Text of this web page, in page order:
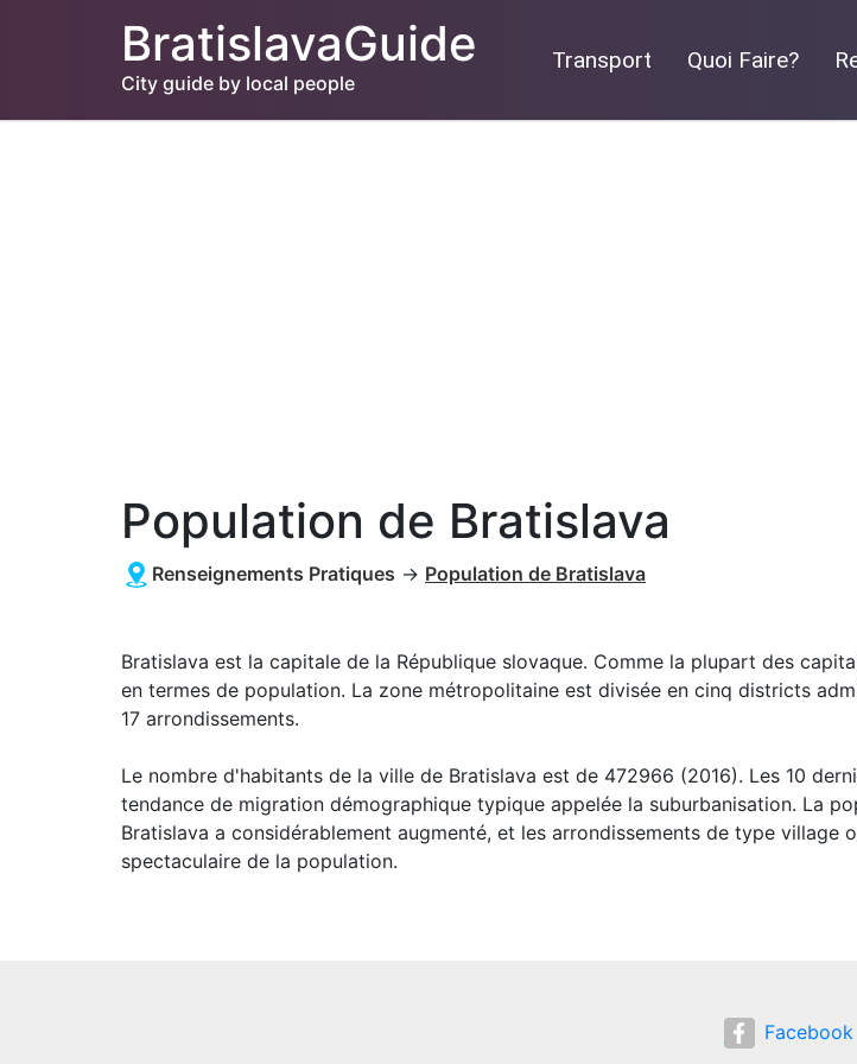
BratislavaGuide
City guide by local people
Transport Quoi Faire?
Population de Bratislava
Renseignements Pratiques → Population de Bratislava
Bratislava est la capitale de la République slovaque. Comme la plupart des
en termes de population. La zone métropolitaine est divisée en cinq districts
17 arrondissements.
Le nombre d'habitants de la ville de Bratislava est de 472966 (2016). Les 10
tendance de migration démographique typique appelée la suburbanisation. La
Bratislava a considérablement augmenté, et les arrondissements de type village
spectaculaire de la population.
Facebook